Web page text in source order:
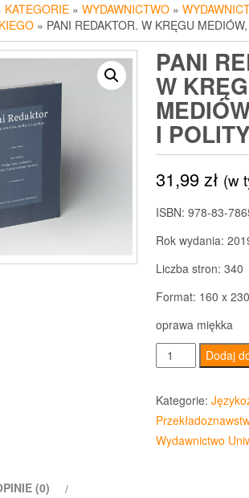
KATEGORIE » WYDAWNICTWO »
» PANI REDAKTOR. W KRĘGU
PANI
W
I
31,99zł (w
ISBN: 978-83-
Rok wydania:
Liczba stron: 340
Format: 160 x
oprawa miękka
ilość
Pani
Redaktor.
W
kręgu
mediów,
Dodaj
Kategorie:
Wydawnictwo
(0)